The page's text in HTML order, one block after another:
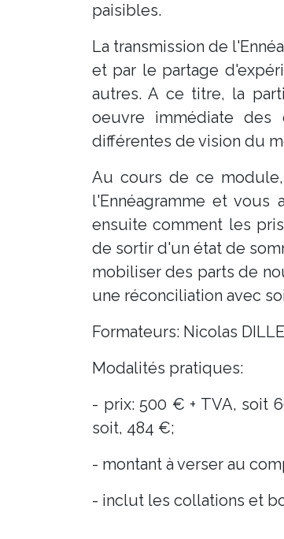
paisibles.
La transmission de
et par le partage
autres. A ce titre, la
oeuvre immédiate des
différentes de vision du
Au cours de ce
l'Ennéagramme et vous
ensuite comment les
de sortir d'un état de
mobiliser des parts de
une réconciliation avec
Formateurs: Nicolas
Modalités pratiques:
- prix: 500 € + TVA, soit
soit, 484 €;
- montant à verser au
- inclut les collations et